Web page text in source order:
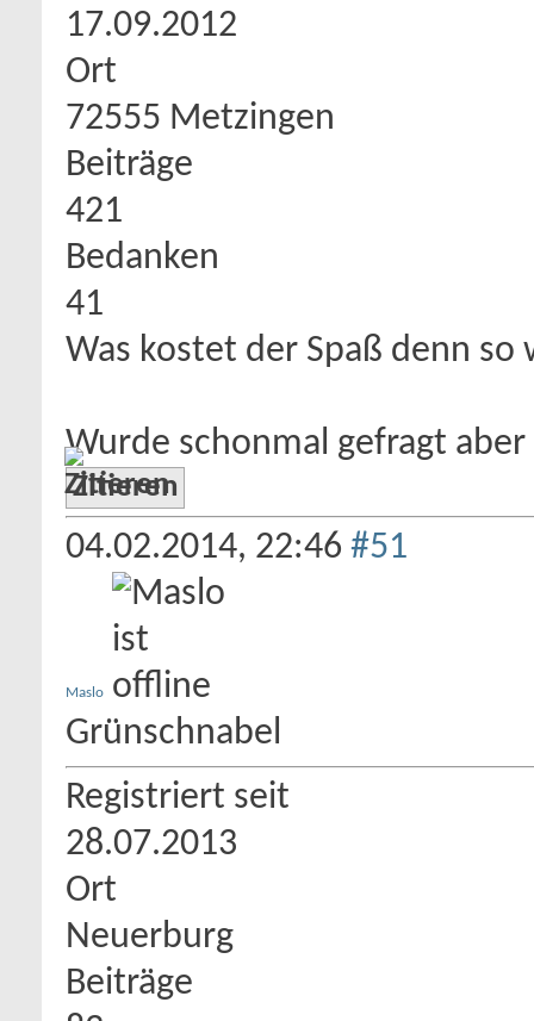
17.09.2012
Ort
72555 Metzingen
Beiträge
421
Bedanken
41
Was kostet der Spaß denn
Wurde schonmal gefragt
Zitieren
04.02.2014, 22:46 #51
Maslo
Grünschnabel
Registriert seit
28.07.2013
Ort
Neuerburg
Beiträge